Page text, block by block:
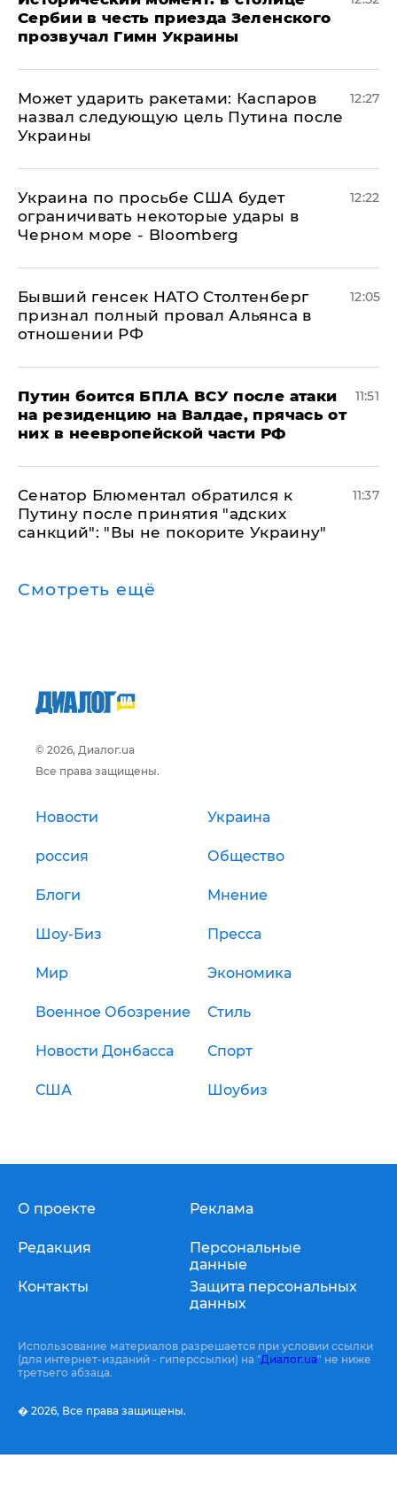
Сербии в честь приезда Зеленского
прозвучал Гимн Украины
Может ударить ракетами: Каспаров
назвал следующую цель Путина после
Украины
12:27
Украина по просьбе США будет
ограничивать некоторые удары в
Черном море - Bloomberg
12:22
Бывший генсек НАТО Столтенберг
признал полный провал Альянса в
отношении РФ
12:05
Путин боится БПЛА ВСУ после атаки
на резиденцию на Валдае, прячась от
них в неевропейской части РФ
11:51
Сенатор Блюментал обратился к
Путину после принятия "адских
санкций": "Вы не покорите Украину"
11:37
Смотреть ещё
© 2026, Диалог.ua
Все права защищены.
Новости Украина
россия Общество
Блоги Мнение
Шоу-Биз Пресса
Мир Экономика
Военное Обозрение Стиль
Новости Донбасса Спорт
США Шоубиз
О проекте
Редакция
Контакты
Реклама
Персональные
данные
Защита персональных
данных
Использование материалов разрешается при условии ссылки
(для интернет-изданий - гиперссылки) на "Диалог.ua" не ниже
третьего абзаца.
� 2026, Все права защищены.